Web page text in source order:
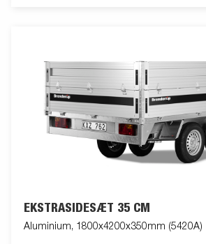
EKSTRASIDESÆT 35 CM
Aluminium, 1800x4200x350mm (5420A)